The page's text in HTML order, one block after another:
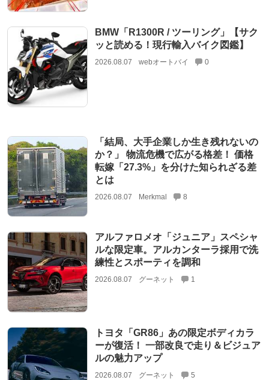
BMW「R1300R / ツーリング」【サク
ッと読める！現行輸入バイク図鑑】
2026.08.07 webオートバイ 0
「結局、大手企業しか生き残れないの
か？」 物流危機で広がる格差！ 価格
転嫁「27.3%」を分けた知られざる差
とは
2026.08.07 Merkmal 8
アルファロメオ「ジュニア」スペシャ
ルな限定車。アルカンターラ採用で洗
練性とスポーティを調和
2026.08.07 グーネット 1
トヨタ「GR86」あの限定ボディカラ
ーが復活！ 一部改良で走り＆ビジュア
ルの魅力アップ
2026.08.07 グーネット 5